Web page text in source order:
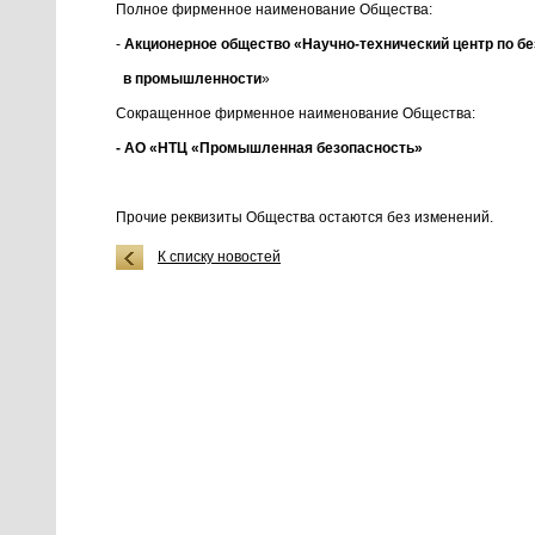
Полное фирменное наименование Общества:
- Акционерное общество «Научно-технический центр по
в промышленности»
Сокращенное фирменное наименование Общества:
- АО «НТЦ «Промышленная безопасность»
Прочие реквизиты Общества остаются без изменений.
К списку новостей